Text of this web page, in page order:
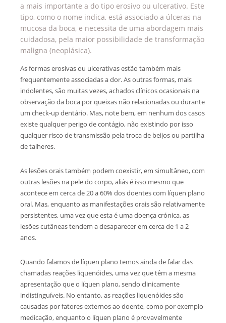
a mais importante a do tipo erosivo ou ulcerativo. Este
tipo, como o nome indica, está associado a úlceras na
mucosa da boca, e necessita de uma abordagem mais
cuidadosa, pela maior possibilidade de transformação
maligna (neoplásica).
As formas erosivas ou ulcerativas estão também mais
frequentemente associadas a dor. As outras formas, mais
indolentes, são muitas vezes, achados clínicos ocasionais na
observação da boca por queixas não relacionadas ou durante
um check-up dentário. Mas, note bem, em nenhum dos casos
existe qualquer perigo de contágio, não existindo por isso
qualquer risco de transmissão pela troca de beijos ou partilha
de talheres.
As lesões orais também podem coexistir, em simultâneo, com
outras lesões na pele do corpo, aliás é isso mesmo que
acontece em cerca de 20 a 60% dos doentes com líquen plano
oral. Mas, enquanto as manifestações orais são relativamente
persistentes, uma vez que esta é uma doença crónica, as
lesões cutâneas tendem a desaparecer em cerca de 1 a 2
anos.
Quando falamos de líquen plano temos ainda de falar das
chamadas reações liquenóides, uma vez que têm a mesma
apresentação que o líquen plano, sendo clinicamente
indistinguíveis. No entanto, as reações liquenóides são
causadas por fatores externos ao doente, como por exemplo
medicação, enquanto o líquen plano é provavelmente